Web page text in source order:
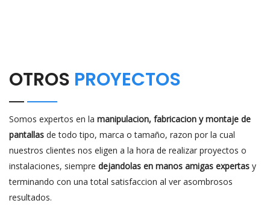
OTROS PROYECTOS
Somos expertos en la manipulacion, fabricacion y montaje de
pantallas de todo tipo, marca o tamaño, razon por la cual
nuestros clientes nos eligen a la hora de realizar proyectos o
instalaciones, siempre dejandolas en manos amigas expertas y
terminando con una total satisfaccion al ver asombrosos
resultados.